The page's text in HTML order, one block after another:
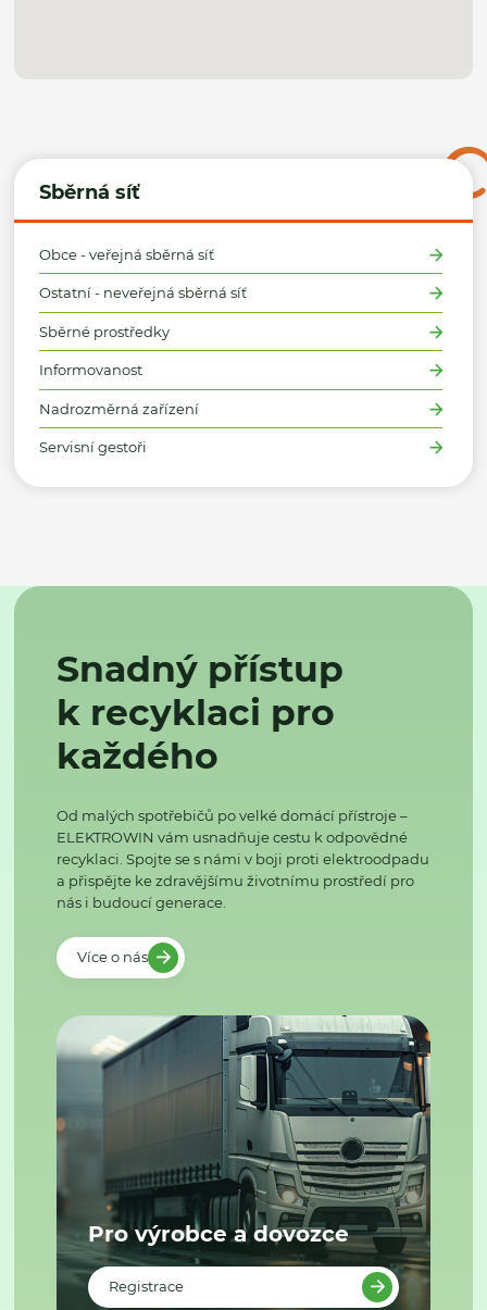
Sběrná síť
Obce - veřejná sběrná síť
Ostatní - neveřejná sběrná síť
Sběrné prostředky
Informovanost
Nadrozměrná zařízení
Servisní gestoři
Snadný přístup
k recyklaci pro
každého
Od malých spotřebičů po velké domácí přístroje –
ELEKTROWIN vám usnadňuje cestu k odpovědné
recyklaci. Spojte se s námi v boji proti elektroodpadu
a přispějte ke zdravějšímu životnímu prostředí pro
nás i budoucí generace.
Více o nás
Pro výrobce a dovozce
Registrace